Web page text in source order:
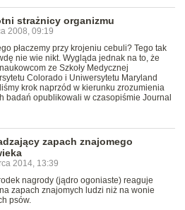
strażnicy organizmu
2008, 09:19
płaczemy przy krojeniu cebuli? Tego tak
nie wie nikt. Wygląda jednak na to, że
ze Szkoły Medycznej
Colorado i Uniwersytetu Maryland
krok naprzód w kierunku zrozumienia
badań opublikowali w czasopiśmie Journal
zapach znajomego
2014, 13:39
nagrody (jądro ogoniaste) reaguje
zapach znajomych ludzi niż na wonie
psów.